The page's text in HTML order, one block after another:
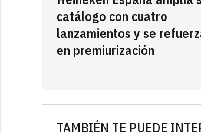
catálogo con cuatro
lanzamientos y se
en premiurización
TAMBIÉN TE PUEDE